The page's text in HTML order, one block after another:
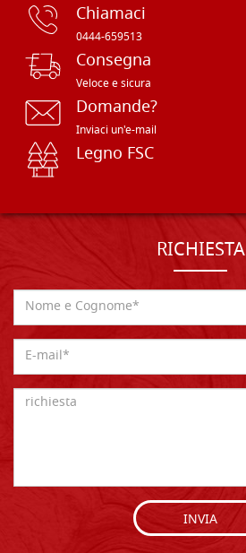
Chiamaci
0444-659513
Consegna
Veloce e sicura
Domande?
Inviaci un'e-mail
Legno FSC
RICHIESTA
INVIA